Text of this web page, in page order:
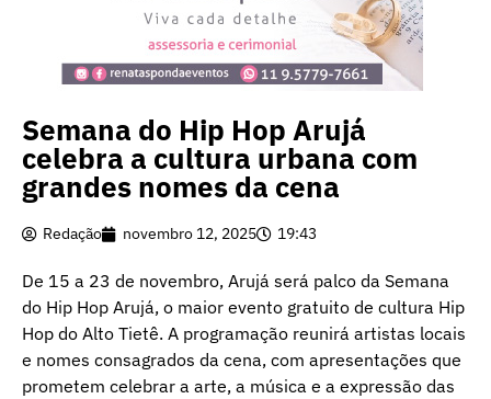
Semana do Hip Hop Arujá
celebra a cultura urbana com
grandes nomes da cena
Redação novembro 12, 2025 19:43
De 15 a 23 de novembro, Arujá será palco da Semana
do Hip Hop Arujá, o maior evento gratuito de cultura Hip
Hop do Alto Tietê. A programação reunirá artistas locais
e nomes consagrados da cena, com apresentações que
prometem celebrar a arte, a música e a expressão das